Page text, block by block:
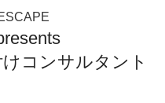
コンサルタント